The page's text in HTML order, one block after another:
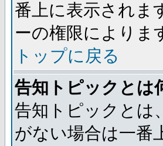
番上に表示されま
ーの権限によりま
トップに戻る
告知トピックとは
告知トピックとは
がない場合は一番